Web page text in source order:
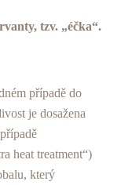
tzv. „éčka“.
případě do
je dosažena
heat treatment“)
který